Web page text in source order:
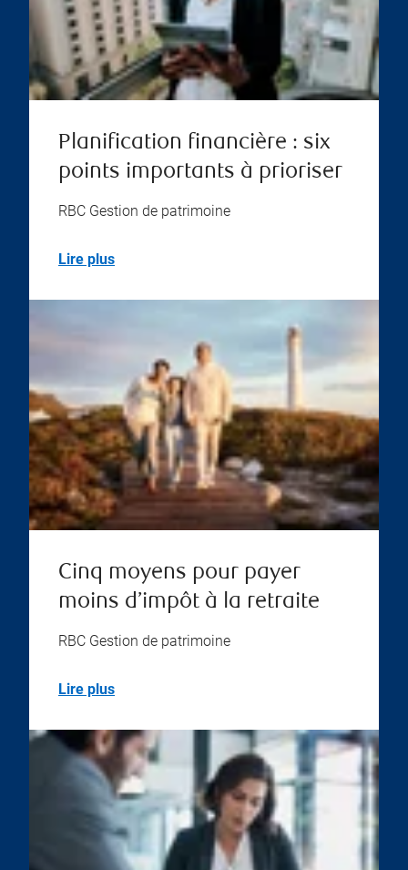
Planification financière : six
points importants à prioriser
RBC Gestion de patrimoine
Lire plus
Cinq moyens pour payer
moins d’impôt à la retraite
RBC Gestion de patrimoine
Lire plus